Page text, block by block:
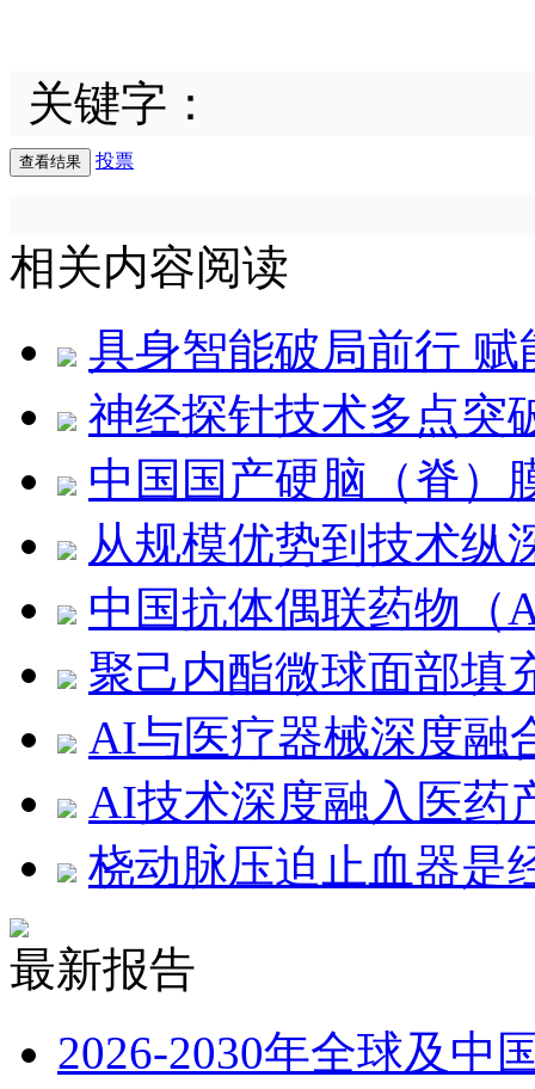
关键字：
投票
相关内容阅读
具身智能破局前行
神经探针技术多点突
中国国产硬脑（脊）
从规模优势到技术纵
中国抗体偶联药物（
聚己内酯微球面部填
AI与医疗器械深度融
AI技术深度融入医药
桡动脉压迫止血器是
最新报告
2026-2030年全球及中